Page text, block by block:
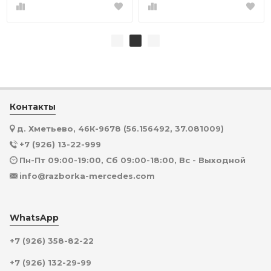
Контакты
д. Хметьево, 46К-9678 (56.156492, 37.081009)
+7 (926) 13-22-999
Пн-Пт 09:00-19:00, Сб 09:00-18:00, Вс - Выходной
info@razborka-mercedes.com
WhatsApp
+7 (926) 358-82-22
+7 (926) 132-29-99